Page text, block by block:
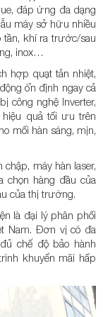
đáp ứng đa dạng
máy sở hữu nhiều
tần, khí ra trước/sau
inox…
hợp quạt tản nhiệt,
ổn định ngay cả
công nghệ Inverter,
hiệu quả tối ưu trên
mối hàn sáng, mịn,
chập, máy hàn laser,
chọn hàng đầu của
của thị trường.
là đại lý phân phối
Nam. Đơn vị có đa
chế độ bảo hành
khuyến mãi hấp